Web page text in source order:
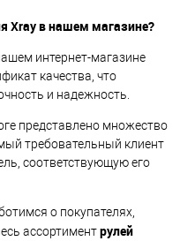
Xrayв нашем магазине?
интернет-магазине
качества, что
и надежность.
представлено множество
требовательный клиент
соответствующую его
о покупателях,
ассортиментрулей